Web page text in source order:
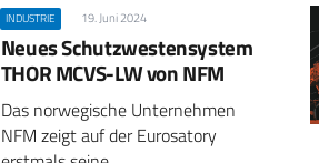
INDUSTRIE 19. Juni 2024
Neues Schutzwestensystem
THOR MCVS-LW von NFM
Das norwegische Unternehmen
NFM zeigt auf der Eurosatory